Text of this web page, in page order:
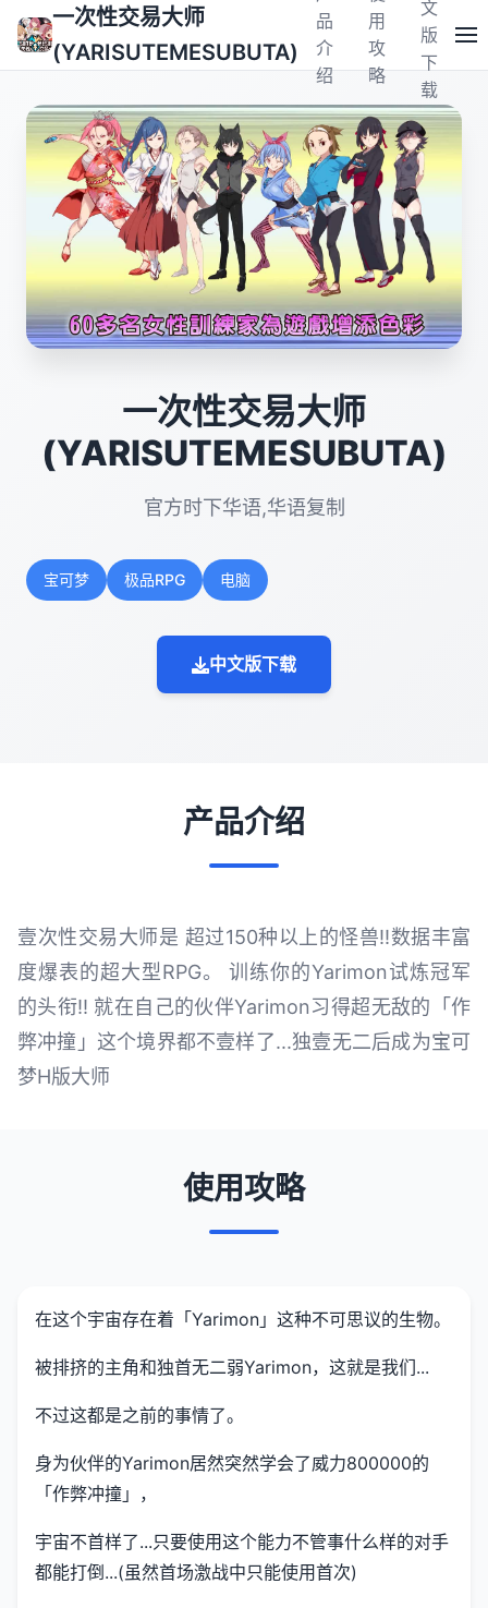
一次性交易大师
(YARISUTEMESUBUTA)
品
介
绍
用
攻
略
文
版
下
载
一次性交易大师
(YARISUTEMESUBUTA)
官方时下华语,华语复制
宝可梦 极品RPG 电脑
中文版下载
产品介绍
壹次性交易大师是 超过150种以上的怪兽!!数据丰富
度爆表的超大型RPG。 训练你的Yarimon试炼冠军
的头衔!! 就在自己的伙伴Yarimon习得超无敌的「作
弊冲撞」这个境界都不壹样了...独壹无二后成为宝可
梦H版大师
使用攻略
在这个宇宙存在着「Yarimon」这种不可思议的生物。
被排挤的主角和独首无二弱Yarimon，这就是我们...
不过这都是之前的事情了。
身为伙伴的Yarimon居然突然学会了威力800000的
「作弊冲撞」，
宇宙不首样了...只要使用这个能力不管事什么样的对手
都能打倒...(虽然首场激战中只能使用首次)